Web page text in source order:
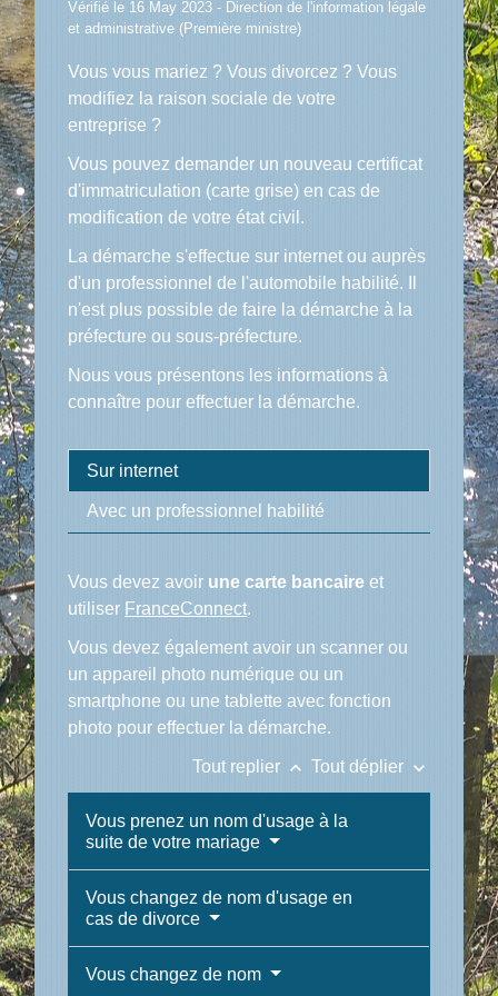
Vérifié le 16 May 2023 - Direction de l'information légale
et administrative (Première ministre)
Vous vous mariez ? Vous divorcez ? Vous
modifiez la raison sociale de votre
entreprise ?
Vous pouvez demander un nouveau certificat
d'immatriculation (carte grise) en cas de
modification de votre état civil.
La démarche s'effectue sur internet ou auprès
d'un professionnel de l'automobile habilité. Il
n'est plus possible de faire la démarche à la
préfecture ou sous-préfecture.
Nous vous présentons les informations à
connaître pour effectuer la démarche.
Sur internet
Avec un professionnel habilité
Vous devez avoir une carte bancaire et
utiliser FranceConnect.
Vous devez également avoir un scanner ou
un appareil photo numérique ou un
smartphone ou une tablette avec fonction
photo pour effectuer la démarche.
Tout replier keyboard_arrow_up Tout déplier keyboard_arrow_down
Vous prenez un nom d'usage à la
suite de votre mariage
Vous changez de nom d'usage en
cas de divorce
Vous changez de nom